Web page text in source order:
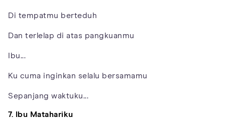
Di tempatmu berteduh
Dan terlelap di atas pangkuanmu
Ibu...
Ku cuma inginkan selalu bersamamu
Sepanjang waktuku...
7. Ibu Matahariku